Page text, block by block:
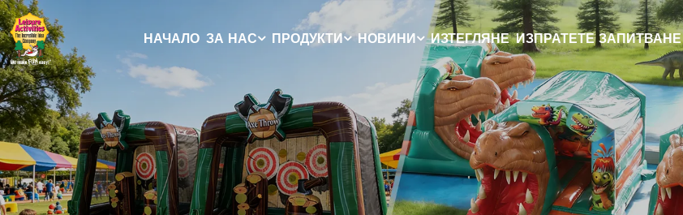
НАЧАЛО ЗА НАС ПРОДУКТИ НОВИНИ ИЗТЕГЛЯНЕ ИЗПРАТЕТЕ ЗАПИТВАНЕ